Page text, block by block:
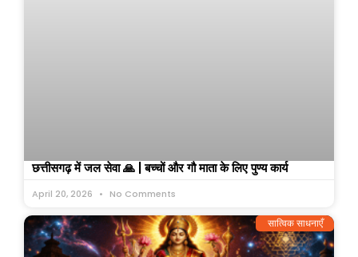
छत्तीसगढ़ में जल सेवा 🙏 | बच्चों और गौ माता के लिए पुण्य कार्य
April 20, 2026 No Comments
सात्विक साधनाएँ